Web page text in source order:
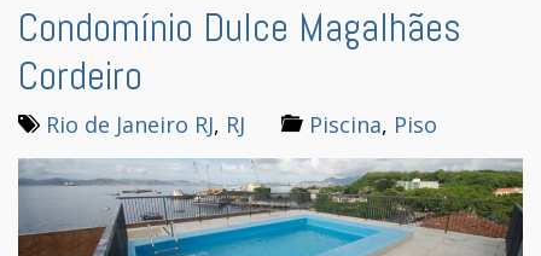
Condomínio Dulce Magalhães
Cordeiro
Rio de Janeiro RJ, RJ Piscina, Piso